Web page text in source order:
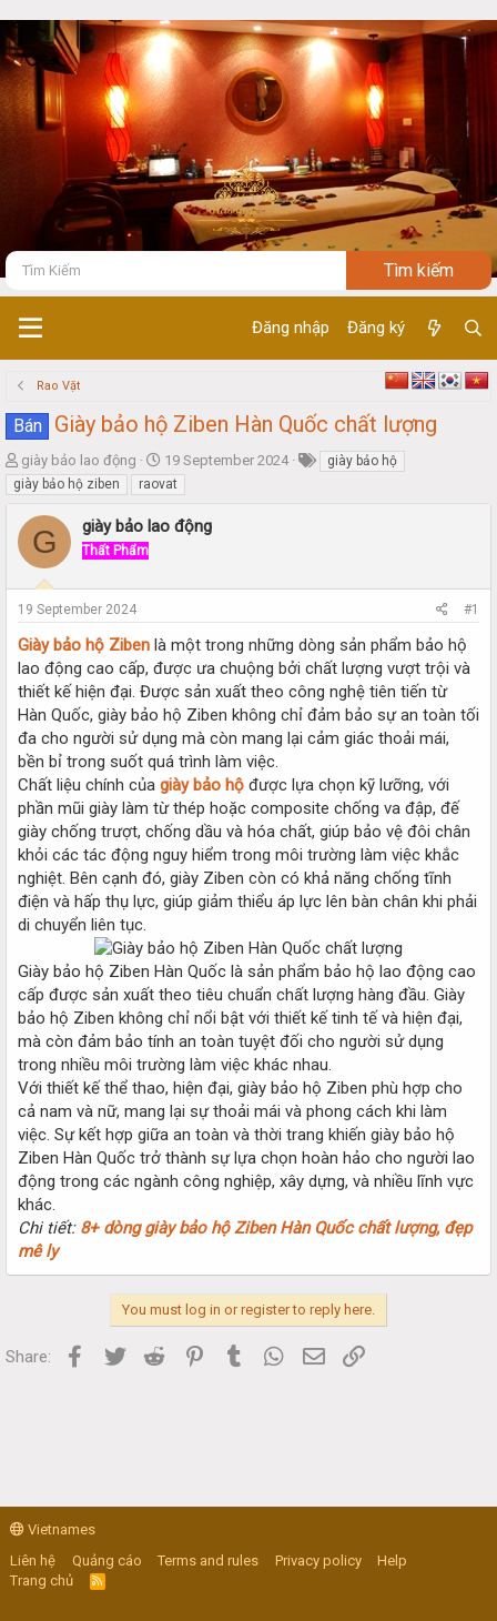
Đăng nhập Đăng ký
Rao Vặt
Bán Giày bảo hộ Ziben Hàn Quốc chất lượng
T
h
r
e
d
a
r
e
r
giày bảo lao động
S
t
a
r
19 September 2024
giày bảo hộ
giày bảo hộ ziben
raovat
G giày bảo lao động
Thất Phẩm
19 September 2024 #1
Giày bảo hộ Ziben là một trong những dòng sản phẩm bảo hộ
lao động cao cấp, được ưa chuộng bởi chất lượng vượt trội và
thiết kế hiện đại. Được sản xuất theo công nghệ tiên tiến từ
Hàn Quốc, giày bảo hộ Ziben không chỉ đảm bảo sự an toàn tối
đa cho người sử dụng mà còn mang lại cảm giác thoải mái,
bền bỉ trong suốt quá trình làm việc.
Chất liệu chính của giày bảo hộ được lựa chọn kỹ lưỡng, với
phần mũi giày làm từ thép hoặc composite chống va đập, đế
giày chống trượt, chống dầu và hóa chất, giúp bảo vệ đôi chân
khỏi các tác động nguy hiểm trong môi trường làm việc khắc
nghiệt. Bên cạnh đó, giày Ziben còn có khả năng chống tĩnh
điện và hấp thụ lực, giúp giảm thiểu áp lực lên bàn chân khi phải
di chuyển liên tục.
Giày bảo hộ Ziben Hàn Quốc là sản phẩm bảo hộ lao động cao
cấp được sản xuất theo tiêu chuẩn chất lượng hàng đầu. Giày
bảo hộ Ziben không chỉ nổi bật với thiết kế tinh tế và hiện đại,
mà còn đảm bảo tính an toàn tuyệt đối cho người sử dụng
trong nhiều môi trường làm việc khác nhau.
Với thiết kế thể thao, hiện đại, giày bảo hộ Ziben phù hợp cho
cả nam và nữ, mang lại sự thoải mái và phong cách khi làm
việc. Sự kết hợp giữa an toàn và thời trang khiến giày bảo hộ
Ziben Hàn Quốc trở thành sự lựa chọn hoàn hảo cho người lao
động trong các ngành công nghiệp, xây dựng, và nhiều lĩnh vực
khác.
Chi tiết: 8+ dòng giày bảo hộ Ziben Hàn Quốc chất lượng, đẹp
mê ly
You must log in or register to reply here.
Share: Facebook
Twitter Reddit PinterestTumblr WhatsApp
Email
Vietnames
Liên hệ
Quảng cáo Terms and rules Privacy policy
Help
Trang chủ
R
S